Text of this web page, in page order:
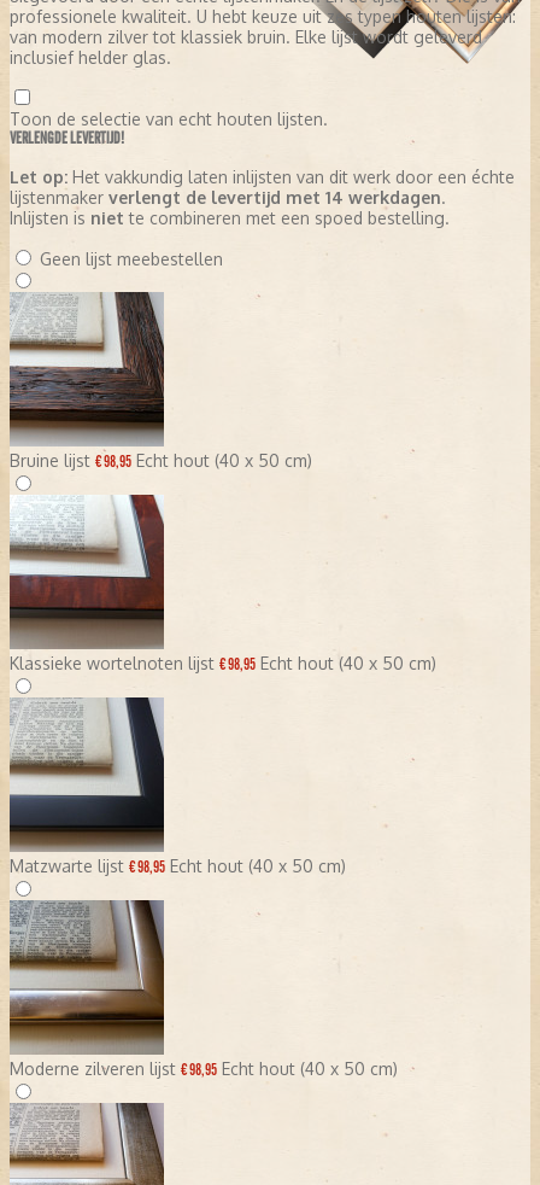
professionele kwaliteit. U hebt keuze uit zes typen houten lijsten:
van modern zilver tot klassiek bruin. Elke lijst wordt geleverd
inclusief helder glas.
Toon de selectie van echt houten lijsten.
VERLENGDE LEVERTIJD!
Let op: Het vakkundig laten inlijsten van dit werk door een échte
lijstenmaker verlengt de levertijd met 14 werkdagen.
Inlijsten is niet te combineren met een spoed bestelling.
Geen lijst meebestellen
Bruine lijst € 98,95 Echt hout (40 x 50 cm)
Klassieke wortelnoten lijst € 98,95 Echt hout (40 x 50 cm)
Matzwarte lijst € 98,95 Echt hout (40 x 50 cm)
Moderne zilveren lijst € 98,95 Echt hout (40 x 50 cm)